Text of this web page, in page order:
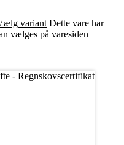
variant Dette vare har
vælges på varesiden